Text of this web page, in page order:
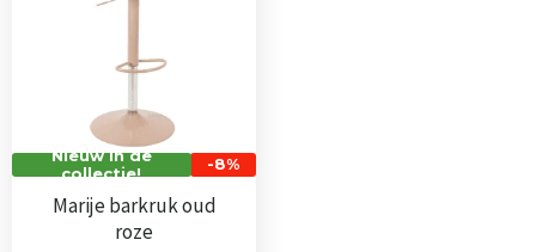
-8%
Nieuw in de
collectie!
Marije barkruk oud
roze